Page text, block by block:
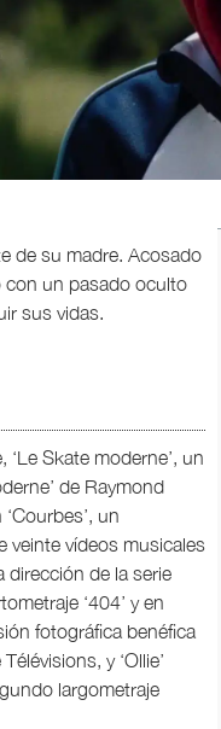
de su madre. Acosado
con un pasado oculto
sus vidas.
Skate moderne’, un
de Raymond
un
veinte vídeos musicales
de la serie
‘404’ y en
fotográfica benéfica
y ‘Ollie’
largometraje